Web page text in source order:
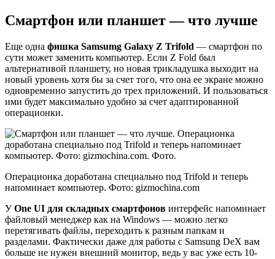
Смартфон или планшет — что лучше
Еще одна фишка Samsumg Galaxy Z Trifold — смартфон по
сути может заменить компьютер. Если Z Fold был
альтернативой планшету, но новая трикладушка выходит на
новый уровень хотя бы за счет того, что она ее экране можно
одновременно запустить до трех приложений. И пользоваться
ими будет максимально удобно за счет адаптированной
операционки.
Операционка доработана специально под Trifold и теперь
напоминает компьютер. Фото: gizmochina.com
УOne UI для складных смартфонов интерфейс напоминает
файловый менеджер как на Windows — можно легко
перетягивать файлы, переходить к разным папкам и
разделами. Фактически даже для работы с Samsung DeX вам
больше не нужен внешний монитор, ведь у вас уже есть 10-